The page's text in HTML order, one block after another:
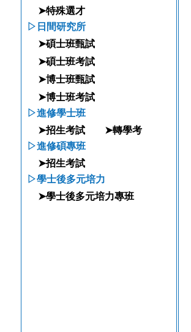
➤特殊選才
▷日間研究所
➤碩士班甄試
➤碩士班考試
➤博士班甄試
➤博士班考試
▷進修學士班
➤招生考試
➤轉學考
▷進修碩專班
➤招生考試
▷學士後多元培力
➤學士後多元培力專班